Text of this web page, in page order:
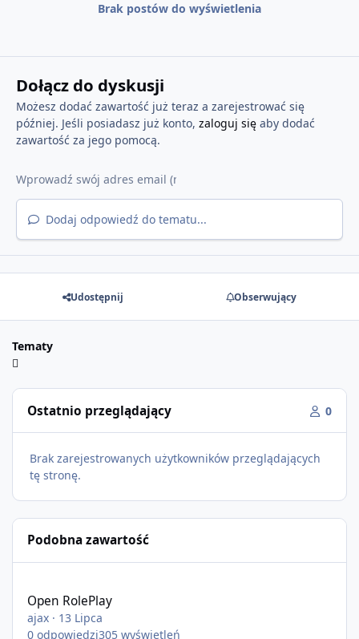
Brak postów do wyświetlenia
Dołącz do dyskusji
Możesz dodać zawartość już teraz a zarejestrować się
później. Jeśli posiadasz już konto, zaloguj sięaby dodać
zawartość za jego pomocą.
Dodaj odpowiedź do tematu...
Udostępnij Obserwujący
Tematy
Ostatnio przeglądający 0
Brak zarejestrowanych użytkowników przeglądających
tę stronę.
Podobna zawartość
Open RolePlay
ajax · 13 Lipca
0 odpowiedzi305 wyświetleń